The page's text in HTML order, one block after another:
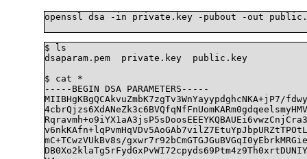
openssl dsa -in private.key -pubout -out
$ ls
dsaparam.pem  private.key  public.key
$ cat *
-----BEGIN DSA PARAMETERS-----
MIIBHgKBgQCAkvuZmbK7zgTv3WnYayypdghcNKA+jP7/
mC+TCwzVUkBv8s/